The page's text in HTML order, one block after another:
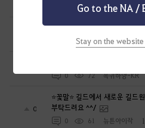
Go to the NA /
Stay on the
106 흑귀하양-KR
엘비아 - 조각 모으기 의뢰.
99 흑귀하양-KR
0 72 흑귀하양-KR
0
⭐꽃말⭐ 길드에서 새로운 길드
부탁드려요 ^^/
0 61 뉴튼아이작